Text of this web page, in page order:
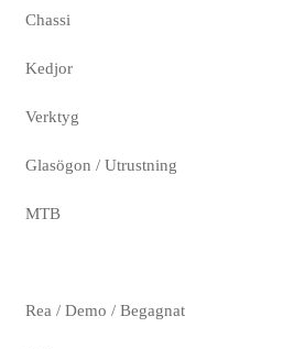
Chassi
Kedjor
Verktyg
Glasögon / Utrustning
MTB
Rea / Demo / Begagnat